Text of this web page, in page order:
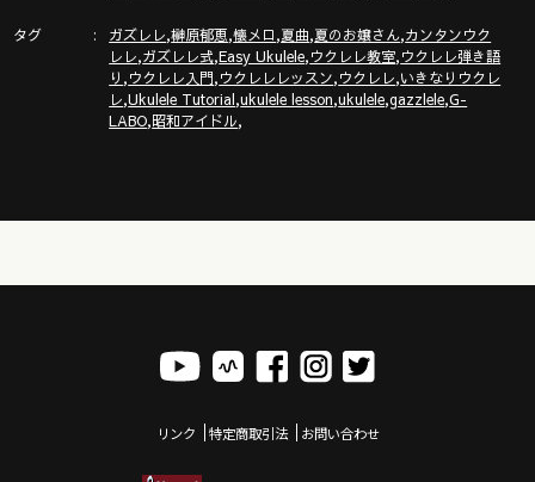
ガズがめちゃいい事書いてるエッセイ本『ごきげん！ガズレレ
デイズ』（主婦の友社刊）
https://books.shufunotomo.co.jp/book/b10050530.html
ガズのウクレレ G-Labo ラインナップ！
https://gazzlele.com/shop/
タグ ガズレレ,榊原郁恵,懐メロ,夏曲,夏のお嬢さん,カンタンウク
レレ,ガズレレ式,Easy Ukulele,ウクレレ教室,ウクレレ弾き語
り ,ウクレレ入門,ウクレレレッスン,ウクレレ,いきなりウクレ
レ,Ukulele Tutorial,ukulele lesson,ukulele,gazzlele,G-
LABO,昭和アイドル,
リンク 特定商取引法 お問い合わせ